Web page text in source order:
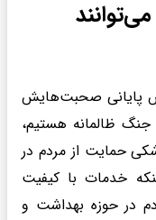
پایانی صحبت‌هایش
ظالمانه هستیم،
حمایت از مردم در
خدمات با کیفیت
در حوزه بهداشت و